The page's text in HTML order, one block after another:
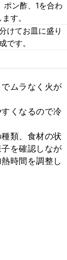
ン酢、1を合わ
す。
けてお皿に盛り
です。
ムラなく火が
くなるので冷
類、食材の状
を確認しなが
時間を調整し